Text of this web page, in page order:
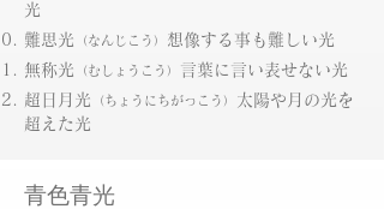
光
難思光 （なんじこう） 想像する事も難しい光
無称光 （むしょうこう） 言葉に言い表せない光
超日月光 （ちょうにちがっこう） 太陽や月の光を
超えた光
青色青光